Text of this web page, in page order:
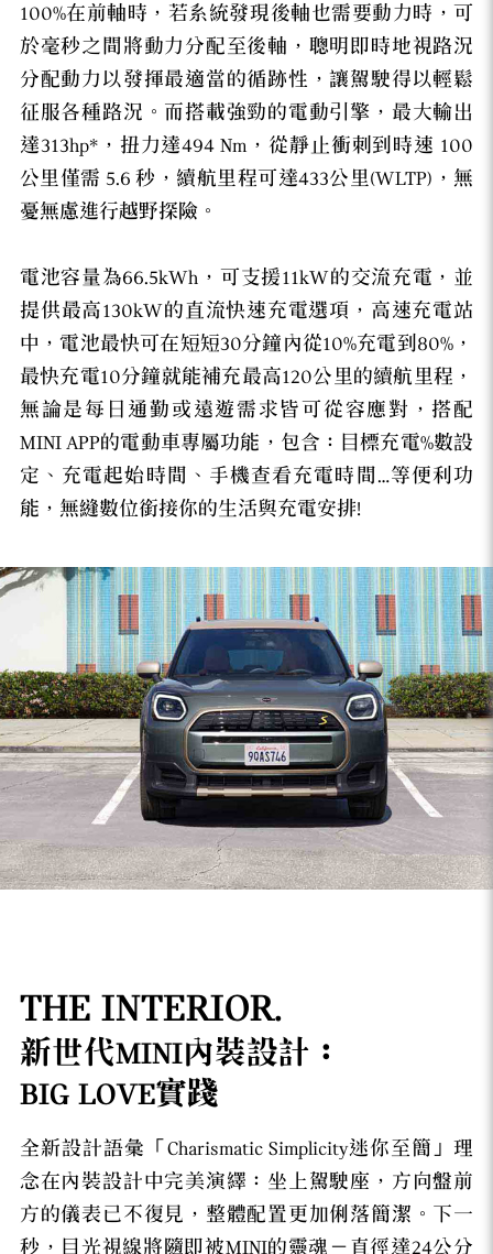
100%在前軸時，若系統發現後軸也需要動力時，可
於毫秒之間將動力分配至後軸，聰明即時地視路況
分配動力以發揮最適當的循跡性，讓駕駛得以輕鬆
征服各種路況。而搭載強勁的電動引擎，最大輸出
達313hp*，扭力達494 Nm，從靜止衝刺到時速 100
公里僅需 5.6 秒，續航里程可達433公里(WLTP)，無
憂無慮進行越野探險。
電池容量為66.5kWh，可支援11kW的交流充電，並
提供最高130kW的直流快速充電選項，高速充電站
中，電池最快可在短短30分鐘內從10%充電到80%，
最快充電10分鐘就能補充最高120公里的續航里程，
無論是每日通勤或遠遊需求皆可從容應對，搭配
MINI APP的電動車專屬功能，包含：目標充電%數設
定、充電起始時間、手機查看充電時間…等便利功
能，無縫數位銜接你的生活與充電安排!
THE INTERIOR.
新世代MINI內裝設計：
BIG LOVE實踐
全新設計語彙「Charismatic Simplicity迷你至簡」理
念在內裝設計中完美演繹：坐上駕駛座，方向盤前
方的儀表已不復見，整體配置更加俐落簡潔。下一
秒，目光視線將隨即被MINI的靈魂－直徑達24公分